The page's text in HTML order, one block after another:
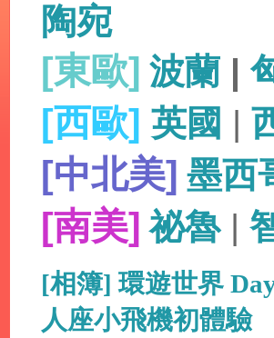
陶宛
[東歐] 波蘭 |
[西歐] 英國 |
[中北美] 墨西
[南美] 祕魯|
[相簿] 環遊世界
人座小飛機初體驗